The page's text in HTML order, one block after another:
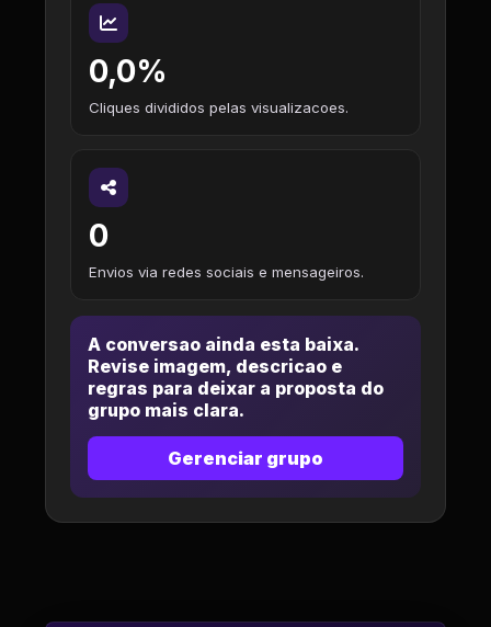
0,0%
Cliques divididos pelas visualizacoes.
0
Envios via redes sociais e mensageiros.
A conversao ainda esta baixa.
Revise imagem, descricao e
regras para deixar a proposta do
grupo mais clara.
Gerenciar grupo